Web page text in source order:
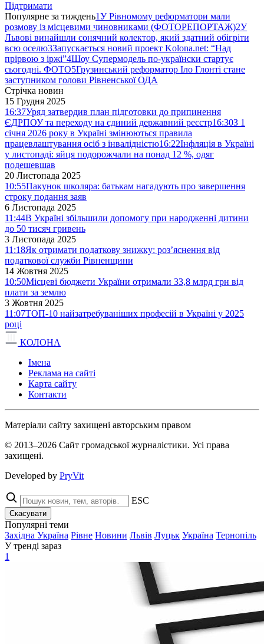
Підтримати
Популярне за тиждень1У Рівномому реформатори мали
розмову із місцевими чиновниками (ФОТОРЕПОРТАЖ)2У
Львові винайшли сонячний колектор, який здатний обігріти
всю оселю3Запускається новий проект Kolona.net: “Над
прірвою з іржі”4Шоу Супермодель по-українски стартує
сьогодні. ФОТО5Грузинський реформатор Іло Глонті стане
заступником голови Рівненської ОДА
Стрічка новин
15 Грудня 2025
16:37Уряд затвердив план підготовки до припинення
ЄДРПОУ та переходу на єдиний державний реєстр16:30З 1
січня 2026 року в Україні змінюються правила
працевлаштування осіб з інвалідністю16:22Інфляція в Україні
у листопаді: яйця подорожчали на понад 12 %, одяг
подешевшав
20 Листопада 2025
10:55Пакунок школяра: батькам нагадують про завершення
строку подання заяв
6 Листопада 2025
11:44В Україні збільшили допомогу при народженні дитини
до 50 тисяч гривень
3 Листопада 2025
11:18Як отримати податкову знижку: роз’яснення від
податкової служби Рівненщини
14 Жовтня 2025
10:50Місцеві бюджети України отримали 33,8 млрд грн від
плати за землю
3 Жовтня 2025
11:07ТОП-10 найзатребуваніших професій в Україні у 2025
році
КОЛОНА
Імена
Реклама на сайті
Карта сайту
Контакти
Матеріали сайту захищені авторським правом
© 2013–2026 Сайт громадської журналістики. Усі права
захищені.
Developed by PryVit
ESC
Скасувати
Популярні теми
Західна Україна Рівне Новини Львів Луцьк Україна Тернопіль
У тренді зараз
1